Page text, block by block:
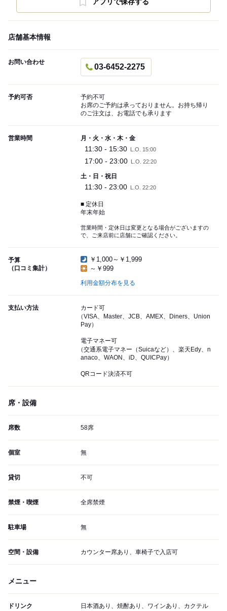
アプリで保存する
店舗基本情報
お問い合わせ
03-6452-2275
予約可否
予約不可
お席のご予約は承っておりません。お持ち帰り
のご注文は、お電話でも承ります
営業時間 月・火・水・木・金
11:30 - 15:30 L.O. 15:00
17:00 - 23:00 L.O. 22:20
土・日・祝日
11:30 - 23:00 L.O. 22:20
■ 定休日
年末年始
営業時間・定休日は変更となる場合がございますの
で、ご来店前に店舗にご確認ください。
予算
（口コミ集計）
￥1,000～￥1,999
～￥999
利用金額分布を見る
支払い方法
カード可
（VISA、Master、JCB、AMEX、Diners、Union
Pay）
電子マネー可
（交通系電子マネー（Suicaなど）、楽天Edy、n
anaco、WAON、iD、QUICPay）
QRコード決済不可
席・設備
席数 58席
個室 無
貸切 不可
禁煙・喫煙 全席禁煙
駐車場 無
空間・設備 カウンター席あり、車椅子で入店可
メニュー
ドリンク
日本酒あり、焼酎あり、ワインあり、カクテル